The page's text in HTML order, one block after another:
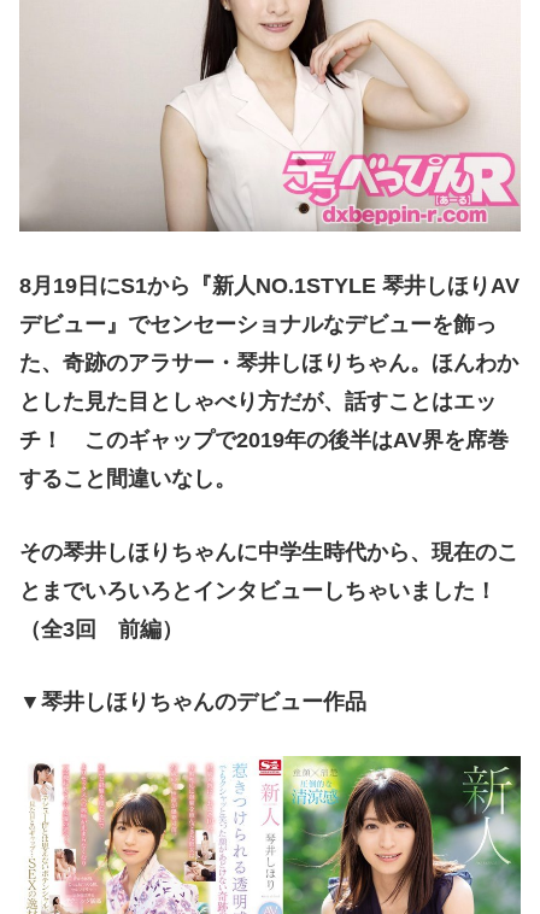
8月19日にS1から『新人NO.1STYLE 琴井しほりAV
デビュー』でセンセーショナルなデビューを飾っ
た、奇跡のアラサー・琴井しほりちゃん。ほんわか
とした見た目としゃべり方だが、話すことはエッ
チ！ このギャップで2019年の後半はAV界を席巻
すること間違いなし。
その琴井しほりちゃんに中学生時代から、現在のこ
とまでいろいろとインタビューしちゃいました！
（全3回 前編）
▼琴井しほりちゃんのデビュー作品